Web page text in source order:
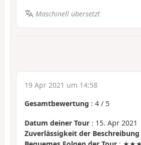
Maschinell übersetzt
19 Apr 2021 um 14:58
Gesamtbewertung : 4 / 5
Datum deiner Tour : 15. Apr 2021
Zuverlässigkeit der Beschreibung